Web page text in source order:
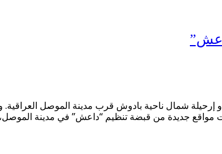
مواقع جديدة من قبضة تنظيم “داعش” في مدينة